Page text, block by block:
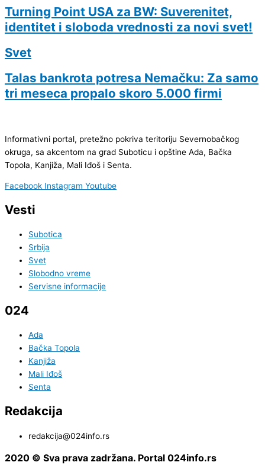
Turning Point USA za BW: Suverenitet,
identitet i sloboda vrednosti za novi svet!
Svet
Talas bankrota potresa Nemačku: Za samo
tri meseca propalo skoro 5.000 firmi
Informativni portal, pretežno pokriva teritoriju Severnobačkog
okruga, sa akcentom na grad Suboticu i opštine Ada, Bačka
Topola, Kanjiža, Mali Iđoš i Senta.
Facebook Instagram Youtube
Vesti
Subotica
Srbija
Svet
Slobodno vreme
Servisne informacije
024
Ada
Bačka Topola
Kanjiža
Mali Iđoš
Senta
Redakcija
redakcija@024info.rs
2020 © Sva prava zadržana. Portal 024info.rs